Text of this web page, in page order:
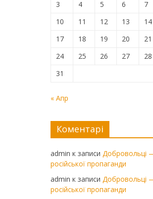
3
4 5 6 7
10
11 12 13 14
17
18 19 20 21
24
25 26 27 28
31
« Апр
Коментарі
admin к записи Добровольці
російської пропаганди
admin к записи Добровольці
російської пропаганди